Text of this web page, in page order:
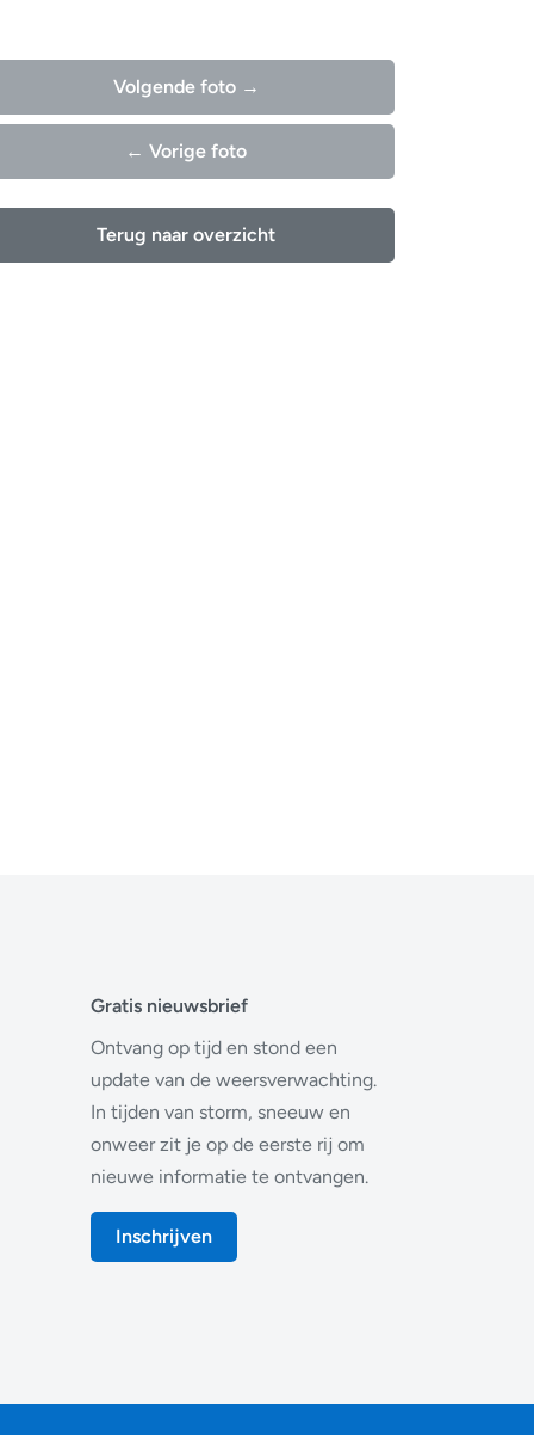
Volgende foto →
← Vorige foto
Terug naar overzicht
Gratis nieuwsbrief
Ontvang op tijd en stond een
update van de weersverwachting.
In tijden van storm, sneeuw en
onweer zit je op de eerste rij om
nieuwe informatie te ontvangen.
Inschrijven